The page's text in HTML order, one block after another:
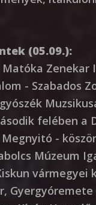
(05.09.):
Matóka
- Szabados
felében
Megnyitó -
Múzeum
vármegyei